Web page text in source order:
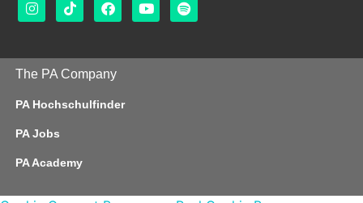
The PA Company
PA Hochschulfinder
PA Jobs
PA Academy